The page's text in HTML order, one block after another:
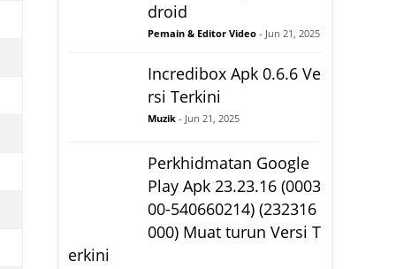
droid
Pemain & Editor Video - Jun 21, 2025
Incredibox Apk 0.6.6 Ve
rsi Terkini
Muzik - Jun 21, 2025
Perkhidmatan Google
Play Apk 23.23.16 (0003
00-540660214) (232316
000) Muat turun Versi T
erkini